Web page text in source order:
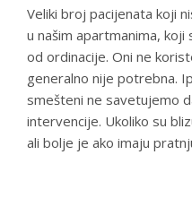
Veliki broj pacijenata koji
u našim apartmanima,
od ordinacije. Oni ne
generalno nije potrebna.
smešteni ne savetujemo
intervencije. Ukoliko su
ali bolje je ako imaju